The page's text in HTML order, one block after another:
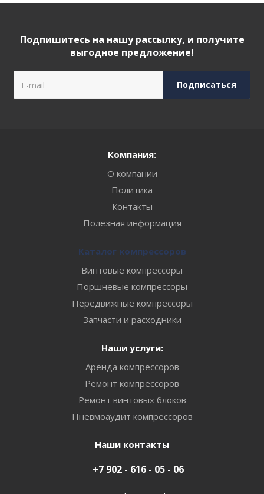
Подпишитесь на нашу рассылку, и получите
выгодное предложение!
Компания:
О компании
Политика
Контакты
Полезная информация
Каталог компрессоров
Винтовые компрессоры
Поршневые компрессоры
Передвижные компрессоры
Запчасти и расходники
Наши услуги:
Аренда компрессоров
Ремонт компрессоров
Ремонт винтовых блоков
Пневмоаудит компрессоров
Наши контакты
+7 902 - 616 - 05 - 06